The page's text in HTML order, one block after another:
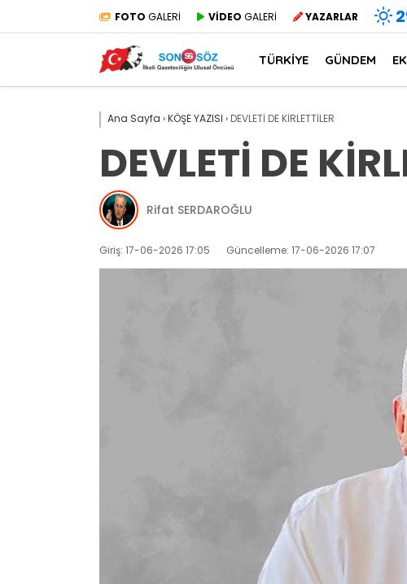
FOTO GALERİ VİDEO GALERİ YAZARLAR
TÜRKİYE GÜNDEM
Ana Sayfa ›KÖŞE YAZISI › DEVLETİ DE KİRLETTİLER
DEVLETİ DE
Rifat SERDAROĞLU
Giriş: 17-06-2026 17:05 Güncelleme: 17-06-2026 17:07